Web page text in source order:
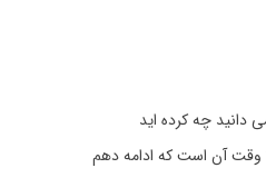
وقت آن است که ادامه دهم